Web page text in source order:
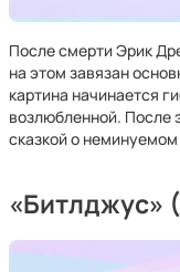
После смерти Эрик
на этом завязан
картина начинается
возлюбленной. После
сказкой о
«Битлджус»